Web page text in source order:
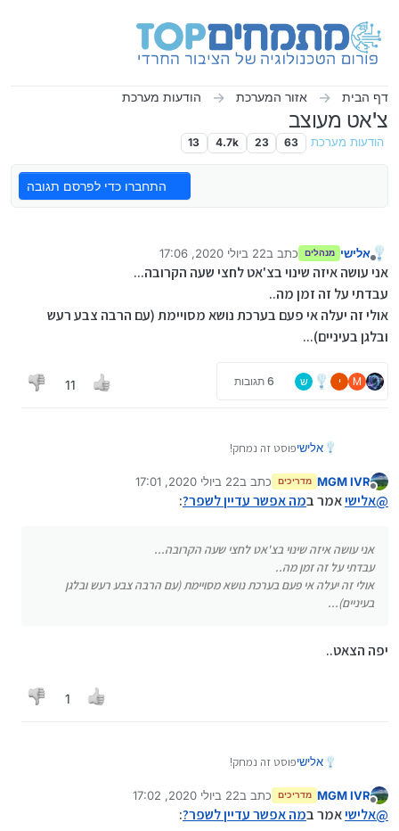
דף הבית אזור המערכת הודעות מערכת
צ'אט מעוצב
הודעות מערכת 63
23
4.7k
13
התחברו כדי לפרסם תגובה
מנותק
אלישי מנהלים כתב ב22 ביולי 2020, 17:06
נערך לאחרונה על ידי
אני עושה איזה שינוי בצ'אט לחצי שעה הקרובה...
עבדתי על זה זמן מה..
אולי זה יעלה אי פעם בערכת נושא מסויימת (עם הרבה צבע רעש
ובלגן בעיניים)...
M י ש 6 תגובות 11
אלישיפוסט זה נמחק!
מנותק
MGM IVR מדריכים כתב ב22 ביולי 2020, 17:01
נערך לאחרונה על ידי
@אלישיאמר במה אפשר עדיין לשפר?:
אני עושה איזה שינוי בצ'אט לחצי שעה הקרובה...
עבדתי על זה זמן מה..
אולי זה יעלה אי פעם בערכת נושא מסויימת (עם הרבה צבע רעש ובלגן
בעיניים)...
יפה הצאט..
1
אלישיפוסט זה נמחק!
מנותק
MGM IVR מדריכים כתב ב22 ביולי 2020, 17:02
נערך לאחרונה על ידי
@אלישיאמר במה אפשר עדיין לשפר?: